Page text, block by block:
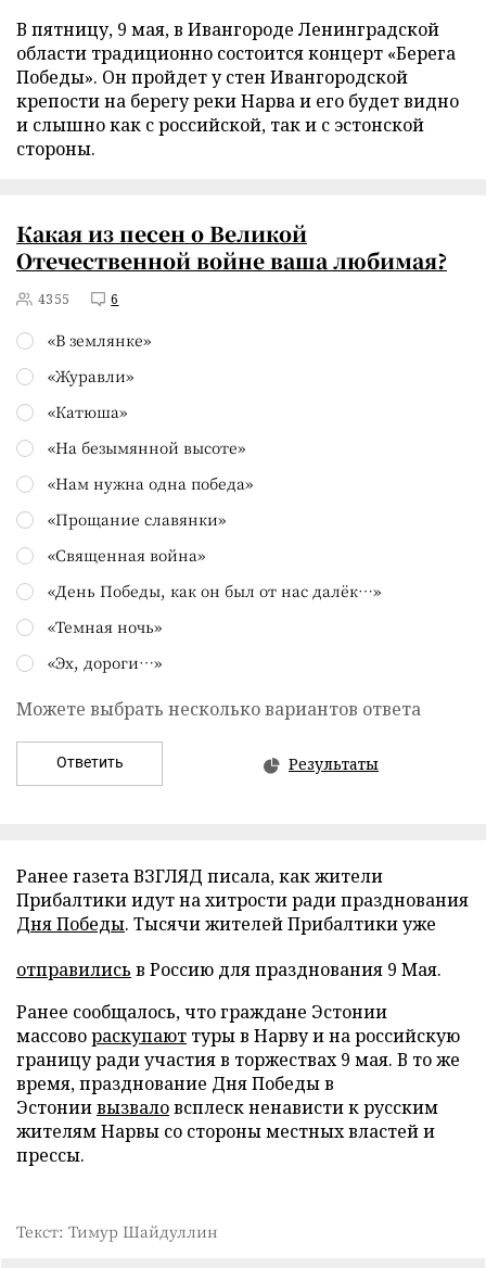
В пятницу, 9 мая, в Ивангороде Ленинградской
области традиционно состоится концерт «Берега
Победы». Он пройдет у стен Ивангородской
крепости на берегу реки Нарва и его будет видно
и слышно как с российской, так и с эстонской
стороны.
Какая из песен о Великой
Отечественной войне ваша любимая?
4355 6
«В землянке»
«Журавли»
«Катюша»
«На безымянной высоте»
«Нам нужна одна победа»
«Прощание славянки»
«Священная война»
«День Победы, как он был от нас далёк…»
«Темная ночь»
«Эх, дороги…»
Можете выбрать несколько вариантов ответа
Ответить Результаты
Ранее газета ВЗГЛЯД писала, как жители
Прибалтики идут на хитрости ради празднования
Дня Победы. Тысячи жителей Прибалтики уже
отправились в Россию для празднования 9 Мая.
Ранее сообщалось, что граждане Эстонии
массовораскупают туры в Нарву и на российскую
границу ради участия в торжествах 9 мая. В то же
время, празднование Дня Победы в
Эстониивызваловсплеск ненависти к русским
жителям Нарвы со стороны местных властей и
прессы.
Текст: Тимур Шайдуллин